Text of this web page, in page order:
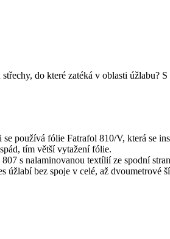
do které zatéká v oblasti úžlabu?
používá fólie Fatrafol 810/V, která se
tím větší vytažení fólie.
s nalaminovanou textílií ze spodní
úžlabí bez spoje v celé, až dvoumetrové